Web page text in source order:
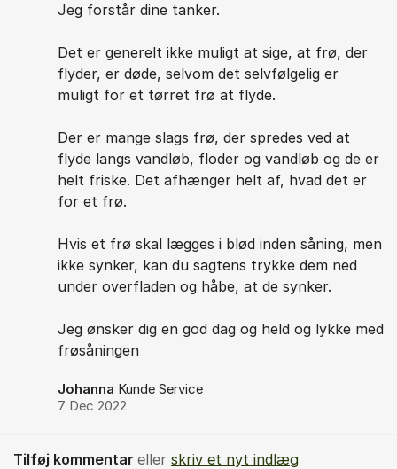
Jeg forstår dine tanker.
Det er generelt ikke muligt at sige, at frø, der
flyder, er døde, selvom det selvfølgelig er
muligt for et tørret frø at flyde.
Der er mange slags frø, der spredes ved at
flyde langs vandløb, floder og vandløb og de er
helt friske. Det afhænger helt af, hvad det er
for et frø.
Hvis et frø skal lægges i blød inden såning, men
ikke synker, kan du sagtens trykke dem ned
under overfladen og håbe, at de synker.
Jeg ønsker dig en god dag og held og lykke med
frøsåningen
Johanna Kunde Service
7 Dec 2022
Tilføj kommentar eller skriv et nyt indlæg